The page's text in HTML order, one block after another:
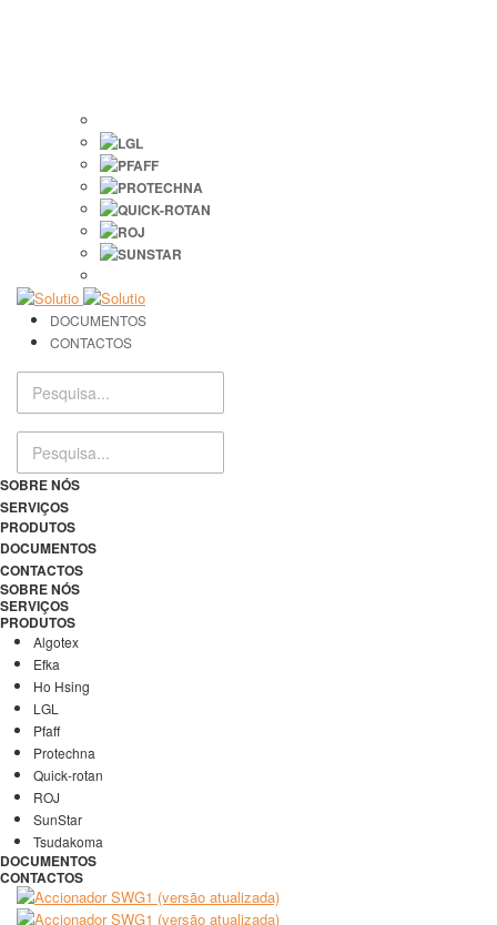
DOCUMENTOS
CONTACTOS
SOBRE NÓS
SERVIÇOS
PRODUTOS
DOCUMENTOS
CONTACTOS
SOBRE NÓS
SERVIÇOS
PRODUTOS
Algotex
Efka
Ho Hsing
LGL
Pfaff
Protechna
Quick-rotan
ROJ
SunStar
Tsudakoma
DOCUMENTOS
CONTACTOS